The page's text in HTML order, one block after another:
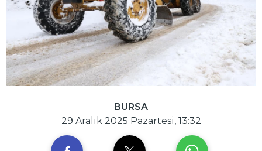
BURSA
29 Aralık 2025 Pazartesi, 13:32